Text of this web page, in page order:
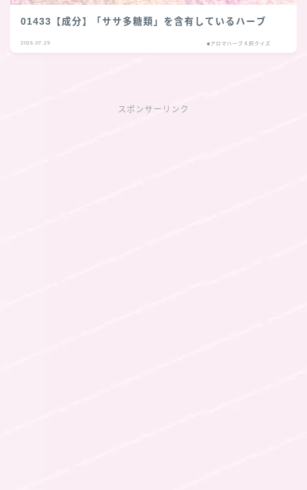
01433【成分】「ササ多糖類」を含有しているハーブ
2026.07.29 ■アロマハーブ４択クイズ
スポンサーリンク